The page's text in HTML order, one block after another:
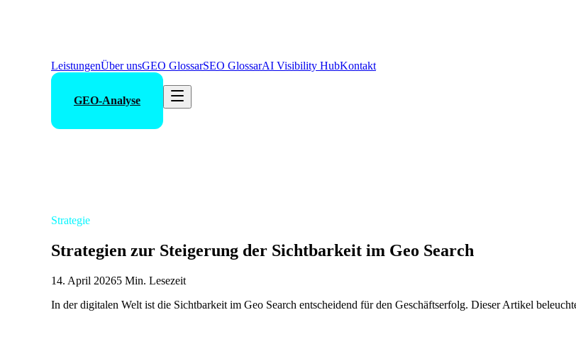
LeistungenÜber unsGEO GlossarSEO GlossarAI Visibility HubKontakt
GEO-Analyse
Strategie
Strategien zur Steigerung der Sichtbarkeit im Geo Search
14. April 20265 Min. Lesezeit
In der digitalen Welt ist die Sichtbarkeit im Geo Search entscheidend für den Geschäftserfolg. Dieser Artikel